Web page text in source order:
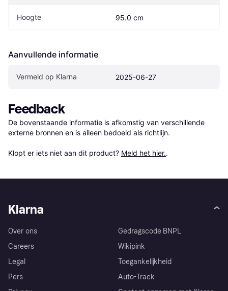
Hoogte 95.0 cm
Aanvullende informatie
Vermeld op Klarna 2025-06-27
Feedback
De bovenstaande informatie is afkomstig van verschillende
externe bronnen en is alleen bedoeld als richtlijn.
Klopt er iets niet aan dit product? Meld het hier..
Klarna
Over ons
Careers
Legal
Pers
Gedragscode BNPL
Wikipink
Toegankelijkheid
Auto-Track